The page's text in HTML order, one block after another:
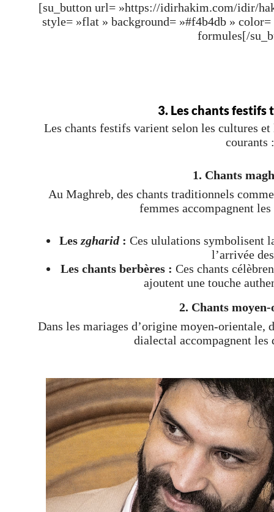
[su_button url= »https://idirhakim.com/idir/
style= »flat » background= »#f4b4db » color=
formules[/
3. Les chants
Les chants festifs varient selon les cultures
courants :
1. Chants
Au Maghreb, des chants traditionnels
femmes accompagnent
Les zgharid: Ces ululations symbolisent
l’arrivée
Les chants berbères : Ces chants
ajoutent une touche
2. Chants
Dans les mariages d’origine moyen-orientale,
dialectal accompagnent les